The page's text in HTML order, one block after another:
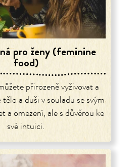
pro ženy (feminine
food)
přirozeně vyživovat a
a duši v souladu se svým
a omezení, ale s důvěrou ke
své intuici.